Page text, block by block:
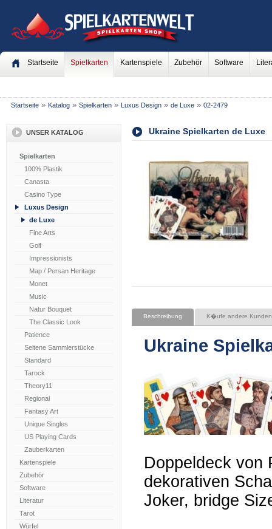
Startseite Spielkarten Kartenspiele Zubehör Software
Startseite » Katalog » Spielkarten » Luxus Design » de Luxe » 02-2479
UNSER KATALOG
Spielkarten
100% Plastik
Canasta
Casino Type
Luxus Design
de Luxe
Fine Arts
Golf
Impressionists
Map / Persan Heritage
Monet
Music
Natur Bouquet
The Classic Look
Patience
Seltene Sammlerstücke
Standard
Tarock
Theory11
Regional
Fantasy Art
Unique Singles
US Playing Cards
Zauberkarten
Kartenspiele
Zubehör
Software
Literatur
Tarot
Würfel
Ukraine Spielkarten de Luxe
Beschreibung K�ufe andere Kunden
Ukraine
Doppeldeck von
dekorativen
Joker, bridge